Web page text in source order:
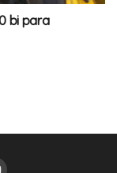
bi para